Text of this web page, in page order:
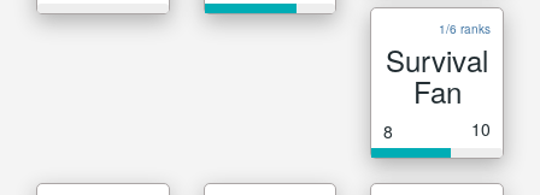
1/6 ranks
Survival
Fan
8 10